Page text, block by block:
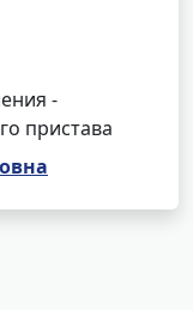
-
пристава